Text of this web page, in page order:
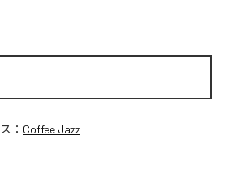
： Coffee Jazz